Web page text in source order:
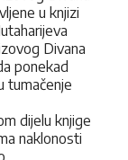
u knjizi
Divana
ponekad
tumačenje
dijelu knjige
naklonosti